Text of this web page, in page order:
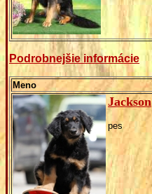
Podrobnejšie informácie
Meno
Jackson
pes